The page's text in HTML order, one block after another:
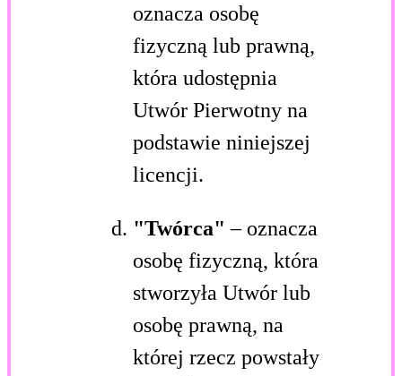
oznacza osobę
fizyczną lub prawną,
która udostępnia
Utwór Pierwotny na
podstawie niniejszej
licencji.
"Twórca"– oznacza
osobę fizyczną, która
stworzyła Utwór lub
osobę prawną, na
której rzecz powstały